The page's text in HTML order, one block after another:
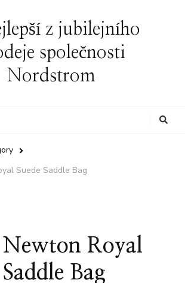
z jubilejního
společnosti
Nordstrom
Suede Saddle Bag
Newton Royal
Saddle Bag